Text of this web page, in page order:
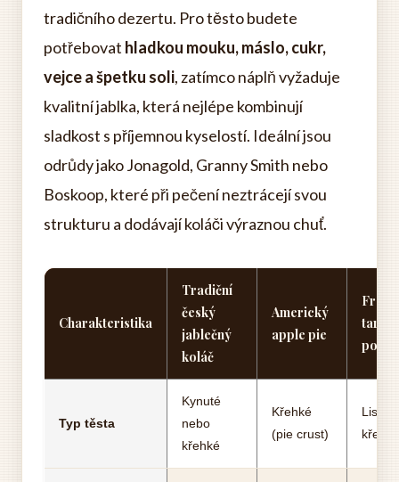
tradičního dezertu. Pro těsto budete
potřebovat hladkou mouku, máslo, cukr,
vejce a špetku soli, zatímco náplň vyžaduje
kvalitní jablka, která nejlépe kombinují
sladkost s příjemnou kyselostí. Ideální jsou
odrůdy jako Jonagold, Granny Smith nebo
Boskoop, které při pečení neztrácejí svou
strukturu a dodávají koláči výraznou chuť.
Charakteristika
Tradiční
český
jablečný
koláč
Americký
apple pie
tarte
Typ těsta
Kynuté
nebo
křehké
Křehké
(pie crust)
křehké